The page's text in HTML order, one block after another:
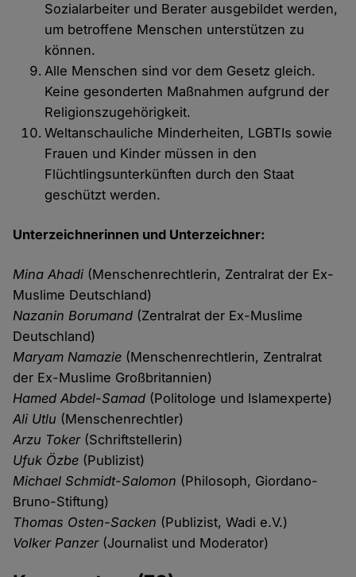
Sozialarbeiter und Berater ausgebildet werden,
um betroffene Menschen unterstützen zu
können.
Alle Menschen sind vor dem Gesetz gleich.
Keine gesonderten Maßnahmen aufgrund der
Religionszugehörigkeit.
Weltanschauliche Minderheiten, LGBTIs sowie
Frauen und Kinder müssen in den
Flüchtlingsunterkünften durch den Staat
geschützt werden.
Unterzeichnerinnen und Unterzeichner:
Mina Ahadi (Menschenrechtlerin, Zentralrat der Ex-
Muslime Deutschland)
Nazanin Borumand (Zentralrat der Ex-Muslime
Deutschland)
Maryam Namazie (Menschenrechtlerin, Zentralrat
der Ex-Muslime Großbritannien)
Hamed Abdel-Samad (Politologe und Islamexperte)
Ali Utlu (Menschenrechtler)
Arzu Toker(Schriftstellerin)
Ufuk Özbe (Publizist)
Michael Schmidt-Salomon (Philosoph, Giordano-
Bruno-Stiftung)
Thomas Osten-Sacken (Publizist, Wadi e.V.)
Volker Panzer(Journalist und Moderator)